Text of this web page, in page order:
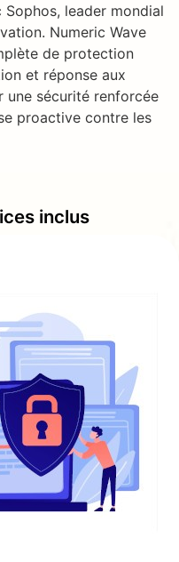
leader mondial
Numeric Wave
de protection
et réponse aux
une sécurité renforcée
proactive contre les
inclus